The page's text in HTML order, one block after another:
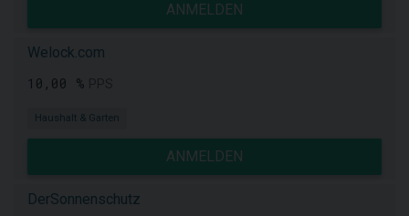
ANMELDEN
Welock.com
10,00 %
Haushalt & Garten
ANMELDEN
DerSonnenschutz